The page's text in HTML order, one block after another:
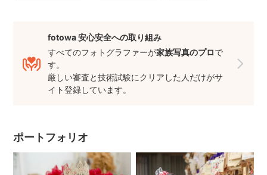
fotowa 安心安全への取り組み
すべてのフォトグラファーが家族写真のプロで
す。
厳しい審査と技術試験にクリアした人だけがサ
イト登録しています。
ポートフォリオ